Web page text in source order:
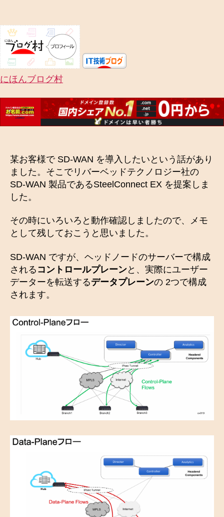
にほんブログ村
某お客様で SD-WAN を導入したいという話があり
ました。そこでリバーベッドテクノロジー社の
SD-WAN 製品であるSteelConnect EX を提案しま
した。
その時にいろいろと動作確認しましたので、メモ
として残しておこうと思いました。
SD-WAN ですが、ヘッドノードのサーバーで構成
される コントロールプレーンと、実際にユーザー
データーを転送するデータプレーンの 2つで構成
されます。